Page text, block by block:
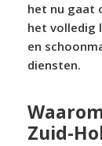
het nu gaat
het volledig
en
diensten.
Zuid-